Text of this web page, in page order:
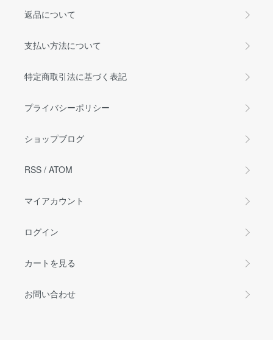
返品について
支払い方法について
特定商取引法に基づく表記
プライバシーポリシー
ショップブログ
RSS / ATOM
マイアカウント
ログイン
カートを見る
お問い合わせ